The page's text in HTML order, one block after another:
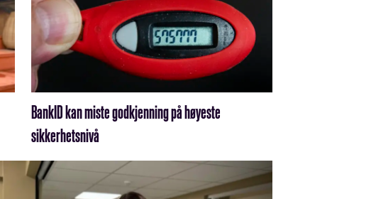
BankID kan miste godkjenning på høyeste
sikkerhetsnivå